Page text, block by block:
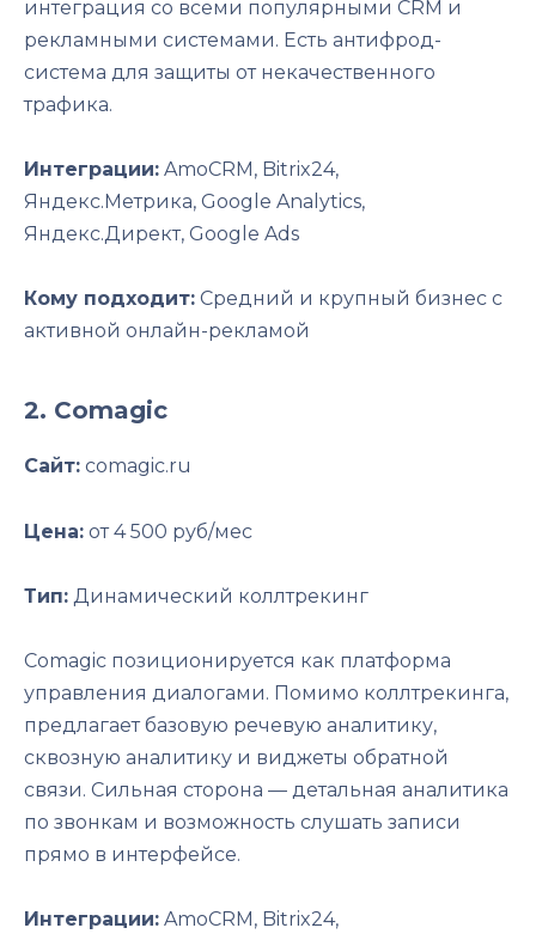
интеграция со всеми популярными CRM и
рекламными системами. Есть антифрод-
система для защиты от некачественного
трафика.
Интеграции: AmoCRM, Bitrix24,
Яндекс.Метрика, Google Analytics,
Яндекс.Директ, Google Ads
Кому подходит: Средний и крупный бизнес с
активной онлайн-рекламой
2. Comagic
Сайт: comagic.ru
Цена: от 4 500 руб/мес
Тип: Динамический коллтрекинг
Comagic позиционируется как платформа
управления диалогами. Помимо коллтрекинга,
предлагает базовую речевую аналитику,
сквозную аналитику и виджеты обратной
связи. Сильная сторона — детальная аналитика
по звонкам и возможность слушать записи
прямо в интерфейсе.
Интеграции: AmoCRM, Bitrix24,